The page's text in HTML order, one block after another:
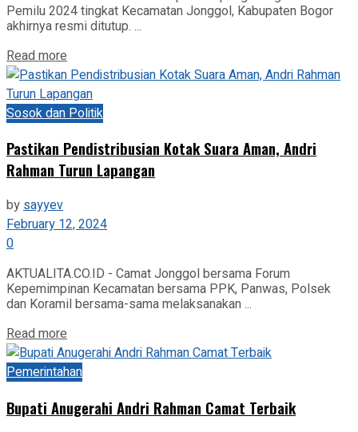
Pemilu 2024 tingkat Kecamatan Jonggol, Kabupaten Bogor
akhirnya resmi ditutup. ...
Read more
Sosok dan Politik
Pastikan Pendistribusian Kotak Suara Aman, Andri
Rahman Turun Lapangan
bysayyev
February 12, 2024
0
AKTUALITA.CO.ID - Camat Jonggol bersama Forum
Kepemimpinan Kecamatan bersama PPK, Panwas, Polsek
dan Koramil bersama-sama melaksanakan ...
Read more
Pemerintahan
Bupati Anugerahi Andri Rahman Camat Terbaik